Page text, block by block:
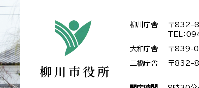
柳川庁舎
〒832-
TEL：
大和庁舎 〒839-
三橋庁舎 〒832-